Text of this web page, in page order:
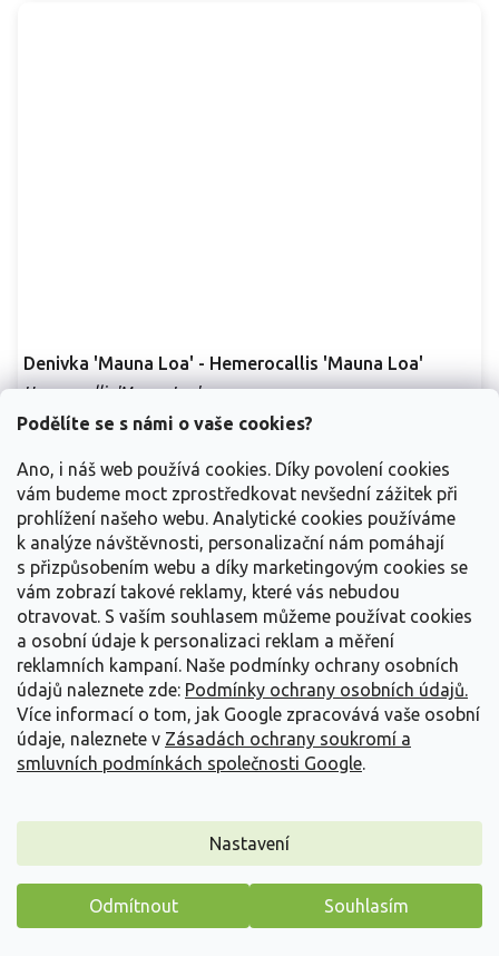
Podělíte se s námi o vaše cookies?
Ano, i náš web používá cookies. Díky povolení cookies
vám budeme moct zprostředkovat nevšední zážitek při
prohlížení našeho webu. Analytické cookies používáme
k analýze návštěvnosti, personalizační nám pomáhají
s přizpůsobením webu a díky marketingovým cookies se
vám zobrazí takové reklamy, které vás nebudou
otravovat. S vaším souhlasem můžeme používat cookies
a osobní údaje k personalizaci reklam a měření
reklamních kampaní. Naše podmínky ochrany osobních
údajů naleznete zde: Podmínky ochrany osobních údajů.
Více informací o tom, jak Google zpracovává vaše osobní
údaje, naleznete v Zásadách ochrany soukromí a
smluvních podmínkách společnosti Google.
Nastavení
Odmítnout Souhlasím
Denivka 'Mauna Loa' - Hemerocallis 'Mauna Loa'
Hemerocallis 'Mauna Loa'
129 Kč/ ks
Detail
Trvalka, dorůstající výšky 50 - 60 cm. Má zářivě oranžové květy, až
ohnivé. Kvete od července do...
Máme pro vás malý dárek